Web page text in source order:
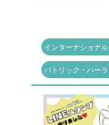
インターナショナ
パトリック・ハーラ